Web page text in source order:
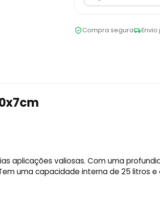
Compra segura
aplicações valiosas. Com uma
uma capacidade interna de 25 litros e